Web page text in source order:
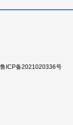
鲁ICP备2021020336号